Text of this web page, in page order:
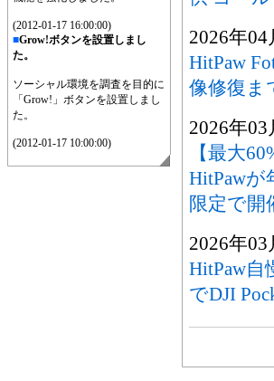
(2012-01-17 16:00:00)
■Grow!ボタンを設置しまし
た。
ソーシャル環境を調査を目的に
「Grow!」ボタンを設置しまし
た。
(2012-01-17 10:00:00)
2026年
HitPaw
像修復ま
2026年
【最大
HitPawが
限定で開
2026年
HitPaw自
でDJI